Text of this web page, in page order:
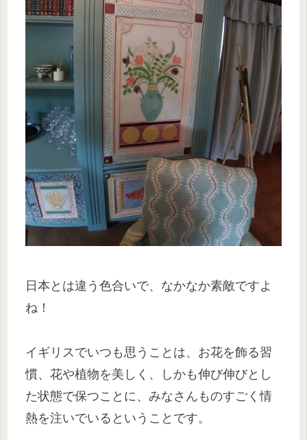
日本とは違う色合いで、なかなか素敵ですよ
ね！
イギリスでいつも思うことは、お花を飾る習
慣、花や植物を美しく、しかも伸び伸びとし
た状態で保つことに、みなさんものすごく情
熱を注いでいるということです。